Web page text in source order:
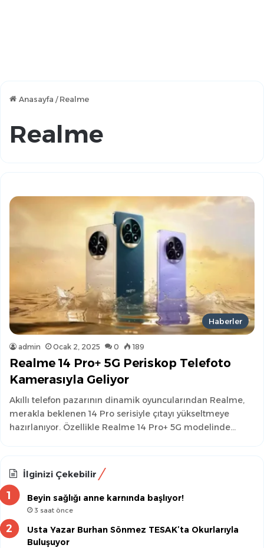
Anasayfa / Realme
Realme
Haberler
admin Ocak 2, 2025 0 189
Realme 14 Pro+ 5G Periskop Telefoto
Kamerasıyla Geliyor
Akıllı telefon pazarının dinamik oyuncularından Realme,
merakla beklenen 14 Pro serisiyle çıtayı yükseltmeye
hazırlanıyor. Özellikle Realme 14 Pro+ 5G modelinde…
İlginizi Çekebilir
Beyin sağlığı anne karnında başlıyor!
3 saat önce
Usta Yazar Burhan Sönmez TESAK’ta Okurlarıyla
Buluşuyor